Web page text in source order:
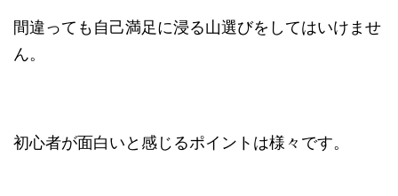
間違っても自己満足に浸る山選びをしてはいけませ
ん。
初心者が面白いと感じるポイントは様々です。